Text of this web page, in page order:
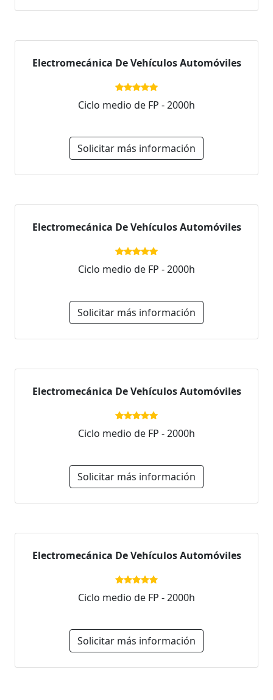
Electromecánica De Vehículos Automóviles
Ciclo medio de FP - 2000h
Solicitar más información
Electromecánica De Vehículos Automóviles
Ciclo medio de FP - 2000h
Solicitar más información
Electromecánica De Vehículos Automóviles
Ciclo medio de FP - 2000h
Solicitar más información
Electromecánica De Vehículos Automóviles
Ciclo medio de FP - 2000h
Solicitar más información